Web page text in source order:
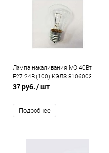
Лампа накаливания МО 40Вт
E27 24В (100) КЭЛЗ 8106003
37 руб. / шт
Подробнее